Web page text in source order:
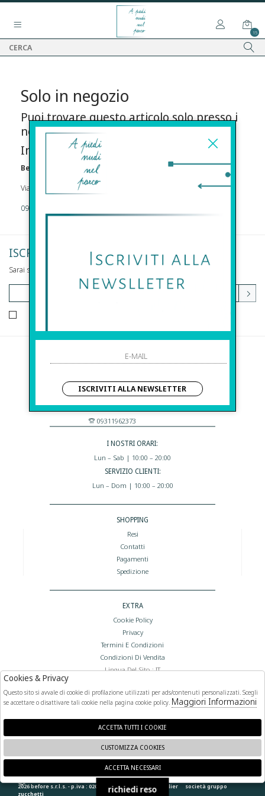
15
Solo in negozio
Puoi trovare questo articolo solo presso i
nostri punti vendita:
Info contatti
Before s.r.l.s.
Via Della Maestranza , 23 96100 Siracusa
09311962373
ISCRIVITI ALLA NEWSLETTER
Sarai sempre aggiornato su offerte e promozioni.
Before S.r.l.s.
Via Della Maestranza , 23
96100 Siracusa - Italia
Eshop@apiedinudinelparcoboutique.com
09311962373
I NOSTRI ORARI:
Lun – Sab | 10:00 – 20:00
SERVIZIO CLIENTI:
Lun – Dom | 10:00 – 20:00
SHOPPING
Resi
Contatti
Pagamenti
Spedizione
EXTRA
Cookie Policy
Privacy
Termini E Condizioni
Condizioni Di Vendita
Lingua Del Sito : IT
FOLLOW US
2026 before s.r.l.s. - p.iva : 02066400892 powered by atelier società gruppo
zucchetti
🍪
ISCRIVITI ALLA NEWSLETTER
richiedi reso
Cookies & Privacy
Questo sito si avvale di cookie di profilazione utilizzati per ads/contenuti personalizzati. Scegli
se accettare o disattivare tali cookie nella pagina cookie policy. Maggiori Informazioni
ACCETTA TUTTI I COOKIE
CUSTOMIZZA COOKIES
ACCETTA NECESSARI